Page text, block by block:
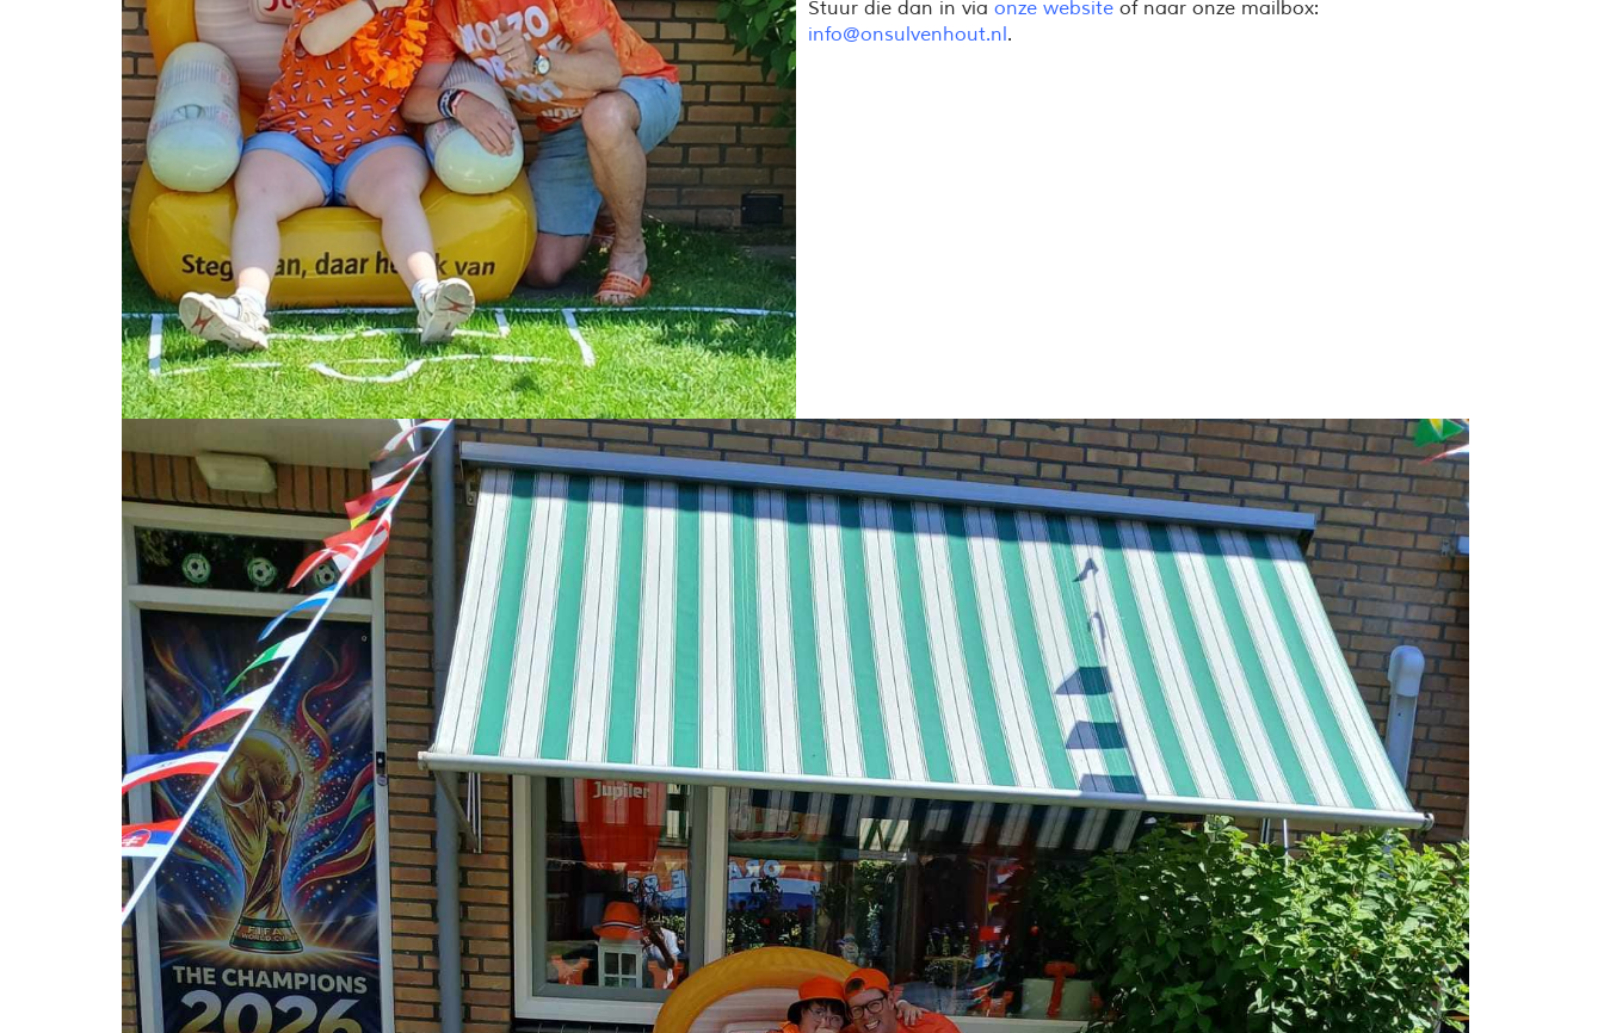
Stuur die dan in via onze websiteof naar onze mailbox:
info@onsulvenhout.nl.